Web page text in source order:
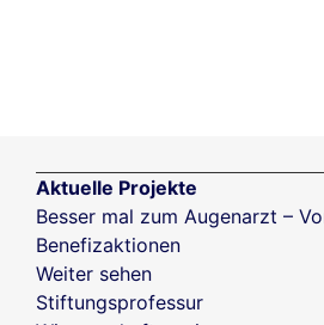
Aktuelle Projekte
Besser mal zum Augenarzt –
Benefizaktionen
Weiter sehen
Stiftungsprofessur